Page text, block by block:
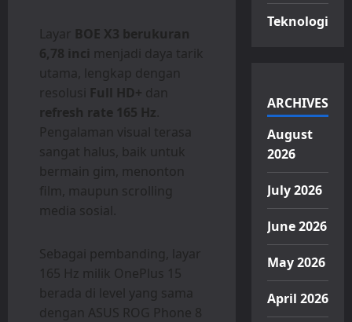
Layar BOE X3 berukuran
6,78 inci menjadi daya tarik
utama, lengkap dengan
resolusi Full HD+ dan
refresh rate 165 Hz.
Pengalaman visual terasa
sangat halus, baik untuk
bermain gim, menonton
film, maupun scrolling
media sosial.
Sebagai pembanding, layar
165 Hz milik OnePlus 15
berada di level yang sama
dengan ASUS ROG Phone 8
Teknologi
ARCHIVES
August
2026
July 2026
June 2026
May 2026
April 2026